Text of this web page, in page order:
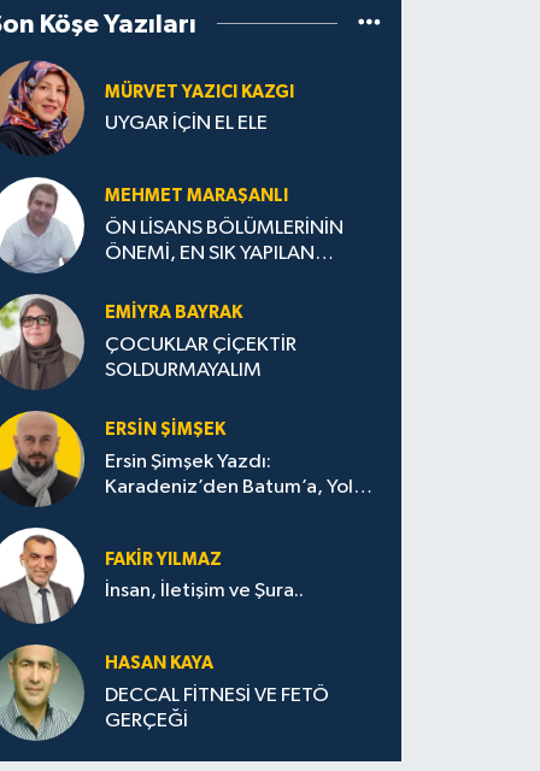
Köşe Yazıları
MÜRVET YAZICI KAZGI
UYGAR İÇİN EL ELE
MEHMET MARAŞANLI
ÖN LİSANS BÖLÜMLERİNİN
ÖNEMİ, EN SIK YAPILAN
STRATEJİLERİ
EMIYRA BAYRAK
ÇOCUKLAR ÇİÇEKTİR
SOLDURMAYALIM
ERSIN ŞIMŞEK
Ersin Şimşek Yazdı:
Karadeniz’den Batum’a, Yolun
FAKIR YILMAZ
İnsan, İletişim ve Şura..
HASAN KAYA
DECCAL FİTNESİ VE FETÖ
GERÇEĞİ